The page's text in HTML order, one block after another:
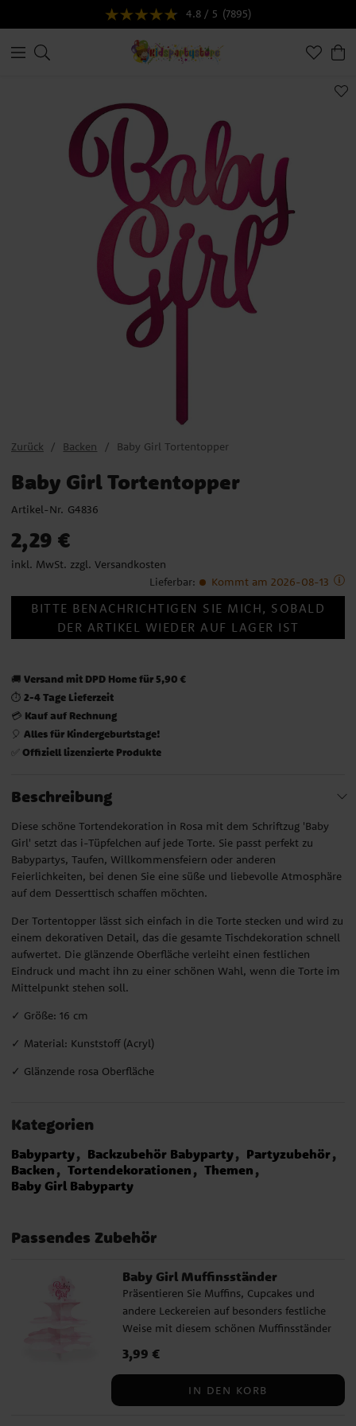
4.8 / 5 (7895)
Zurück Backen Baby Girl Tortentopper
Baby Girl Tortentopper
Artikel-Nr. G4836
Preis:2,29 €
2,29 €
inkl. MwSt. zzgl. Versandkosten
Lieferbar: Kommt am 2026-08-13
BITTE BENACHRICHTIGEN SIE MICH, SOBALD
DER ARTIKEL WIEDER AUF LAGER IST
🚚 Versand mit DPD Home für 5,90 €
⏱️ 2-4 Tage Lieferzeit
💳 Kauf auf Rechnung
🎈 Alles für Kindergeburtstage!
✅ Offiziell lizenzierte Produkte
Beschreibung
Diese schöne Tortendekoration in Rosa mit dem Schriftzug 'Baby
Girl' setzt das i-Tüpfelchen auf jede Torte. Sie passt perfekt zu
Babypartys, Taufen, Willkommensfeiern oder anderen
Feierlichkeiten, bei denen Sie eine süße und liebevolle Atmosphäre
auf dem Desserttisch schaffen möchten.
Der Tortentopper lässt sich einfach in die Torte stecken und wird zu
einem dekorativen Detail, das die gesamte Tischdekoration schnell
aufwertet. Die glänzende Oberfläche verleiht einen festlichen
Eindruck und macht ihn zu einer schönen Wahl, wenn die Torte im
Mittelpunkt stehen soll.
✓ Größe: 16 cm
✓ Material: Kunststoff (Acryl)
✓ Glänzende rosa Oberfläche
Kategorien
Babyparty Backzubehör Babyparty
Partyzubehör
Backen
Tortendekorationen
Themen
Baby Girl Babyparty
Passendes Zubehör
Baby Girl Muffinsständer
Präsentieren Sie Muffins, Cupcakes und
andere Leckereien auf besonders festliche
Weise mit diesem schönen Muffinsständer
Baby Girl. Er passt perfekt zu einer
anderen Feierlichkeiten, wo Sie einen
Preis :3,99 €
3,99 €
IN DEN KORB